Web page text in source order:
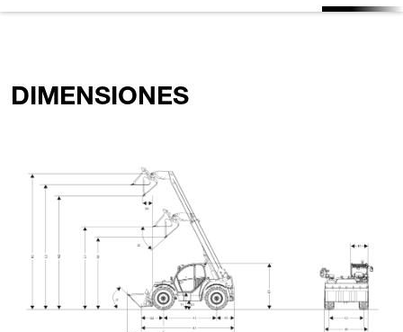
DIMENSIONES